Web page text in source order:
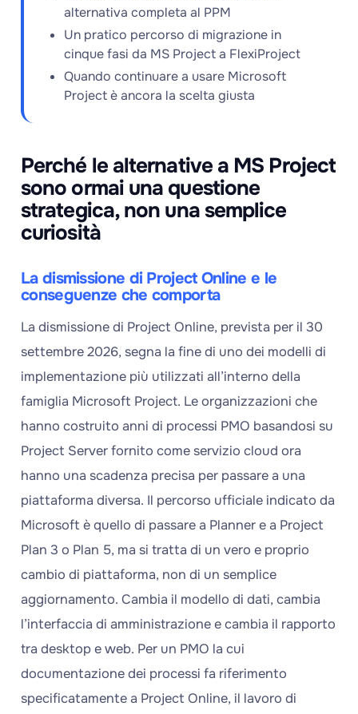
alternativa completa al PPM
Un pratico percorso di migrazione in
cinque fasi da MS Project a FlexiProject
Quando continuare a usare Microsoft
Project è ancora la scelta giusta
Perché le alternative a MS Project
sono ormai una questione
strategica, non una semplice
curiosità
La dismissione di Project Online e le
conseguenze che comporta
La dismissione di Project Online, prevista per il 30
settembre 2026, segna la fine di uno dei modelli di
implementazione più utilizzati all’interno della
famiglia Microsoft Project. Le organizzazioni che
hanno costruito anni di processi PMO basandosi su
Project Server fornito come servizio cloud ora
hanno una scadenza precisa per passare a una
piattaforma diversa. Il percorso ufficiale indicato da
Microsoft è quello di passare a Planner e a Project
Plan 3 o Plan 5, ma si tratta di un vero e proprio
cambio di piattaforma, non di un semplice
aggiornamento. Cambia il modello di dati, cambia
l’interfaccia di amministrazione e cambia il rapporto
tra desktop e web. Per un PMO la cui
documentazione dei processi fa riferimento
specificatamente a Project Online, il lavoro di